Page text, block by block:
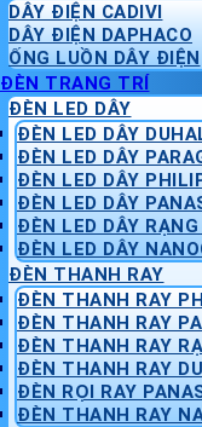
DÂY ĐIỆN CADIVI
DÂY ĐIỆN DAPHACO
ỐNG LUỒN DÂY ĐIỆN
ĐÈN TRANG TRÍ
ĐÈN LED DÂY
ĐÈN LED DÂY
ĐÈN LED DÂY
ĐÈN LED DÂY
ĐÈN LED DÂY
ĐÈN LED DÂY
ĐÈN LED DÂY
ĐÈN THANH RAY
ĐÈN THANH RAY
ĐÈN THANH RAY
ĐÈN THANH RAY
ĐÈN THANH RAY
ĐÈN RỌI RAY
ĐÈN THANH RAY